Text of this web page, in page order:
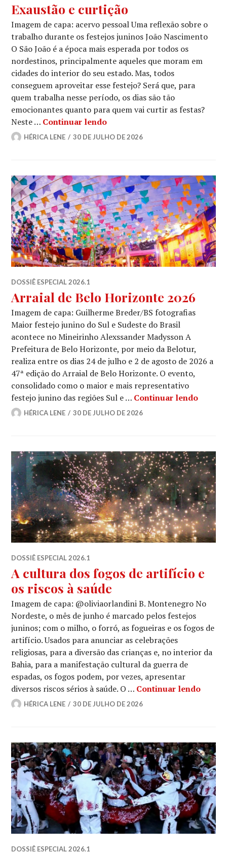
Exaustão e curtição
Imagem de capa: acervo pessoal Uma reflexão sobre o
trabalho durante os festejos juninos João Nascimento
O São João é a época mais esperada por todos os
nordestinos, principalmente aqueles que moram em
cidades do interior do seu estado. Mas, todos
conseguem aproveitar esse festejo? Será que, para
quem trabalha nesse período, os dias são tão
emocionantes quanto para quem vai curtir as festas?
Neste … Continuar lendoExaustão e curtição
HÉRICA LENE 30 DE JULHO DE 2026
DOSSIÊ ESPECIAL 2026.1
Arraial de Belo Horizonte 2026
Imagem de capa: Guilherme Breder/BS fotografias
Maior festejo junino do Sul e Sudeste do Brasil
acontece no Mineirinho Alexssander Madysson A
Prefeitura de Belo Horizonte, por meio da Belotur,
realiza entre os dias 24 de julho e 2 de agosto de 2026 a
47ª edição do Arraial de Belo Horizonte. O evento,
consolidado como o maior e mais representativo
festejo junino das regiões Sul e … Continuar lendoArraial
HÉRICA LENE 30 DE JULHO DE 2026
DOSSIÊ ESPECIAL 2026.1
A cultura dos fogos de artifício e
os riscos à saúde
Imagem de capa: @oliviaorlandini B. Montenegro No
Nordeste, o mês de junho é marcado pelos festejos
juninos; com o milho, o forró, as fogueiras e os fogos de
artifício. Usados para anunciar as celebrações
religiosas, para a diversão das crianças e, no interior da
Bahia, para a manifestação cultural da guerra de
espadas, os fogos podem, por vezes, apresentar
diversos riscos sérios à saúde. O … Continuar lendoA
HÉRICA LENE 30 DE JULHO DE 2026
DOSSIÊ ESPECIAL 2026.1